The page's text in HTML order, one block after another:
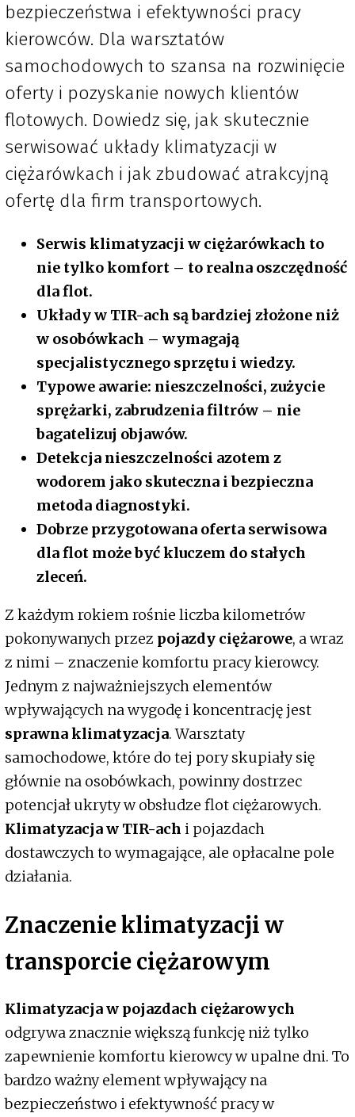
bezpieczeństwa i efektywności pracy
kierowców. Dla warsztatów
samochodowych to szansa na rozwinięcie
oferty i pozyskanie nowych klientów
flotowych. Dowiedz się, jak skutecznie
serwisować układy klimatyzacji w
ciężarówkach i jak zbudować atrakcyjną
ofertę dla firm transportowych.
Serwis klimatyzacji w ciężarówkach to
nie tylko komfort – to realna oszczędność
dla flot.
Układy w TIR-ach są bardziej złożone niż
w osobówkach – wymagają
specjalistycznego sprzętu i wiedzy.
Typowe awarie: nieszczelności, zużycie
sprężarki, zabrudzenia filtrów – nie
bagatelizuj objawów.
Detekcja nieszczelności azotem z
wodorem jako skuteczna i bezpieczna
metoda diagnostyki.
Dobrze przygotowana oferta serwisowa
dla flot może być kluczem do stałych
zleceń.
Z każdym rokiem rośnie liczba kilometrów
pokonywanych przez pojazdy ciężarowe, a wraz
z nimi – znaczenie komfortu pracy kierowcy.
Jednym z najważniejszych elementów
wpływających na wygodę i koncentrację jest
sprawna klimatyzacja. Warsztaty
samochodowe, które do tej pory skupiały się
głównie na osobówkach, powinny dostrzec
potencjał ukryty w obsłudze flot ciężarowych.
Klimatyzacja w TIR-ach i pojazdach
dostawczych to wymagające, ale opłacalne pole
działania.
Znaczenie klimatyzacji w
transporcie ciężarowym
Klimatyzacja w pojazdach ciężarowych
odgrywa znacznie większą funkcję niż tylko
zapewnienie komfortu kierowcy w upalne dni. To
bardzo ważny element wpływający na
bezpieczeństwo i efektywność pracy w